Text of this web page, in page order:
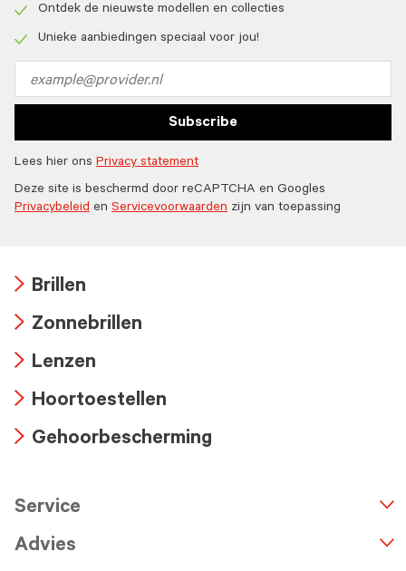
icon
icon
Ontdek de nieuwste modellen en collecties
icon
Unieke aanbiedingen speciaal voor jou!
address
Subscribe
Lees hier ons Privacy statement
Deze site is beschermd door reCAPTCHA en Googles
Privacybeleid en Servicevoorwaarden zijn van toepassing
icon
Brillen
icon
Zonnebrillen
icon
Lenzen
icon
Hoortoestellen
Gehoorbescherming
Service
Advies